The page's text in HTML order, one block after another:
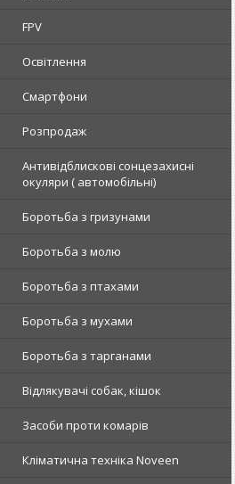
FPV
Освітлення
Смартфони
Розпродаж
Антивідблискові сонцезахисні
окуляри ( автомобільні)
Боротьба з гризунами
Боротьба з молю
Боротьба з птахами
Боротьба з мухами
Боротьба з тарганами
Відлякувачі собак, кішок
Засоби проти комарів
Кліматична техніка Noveen